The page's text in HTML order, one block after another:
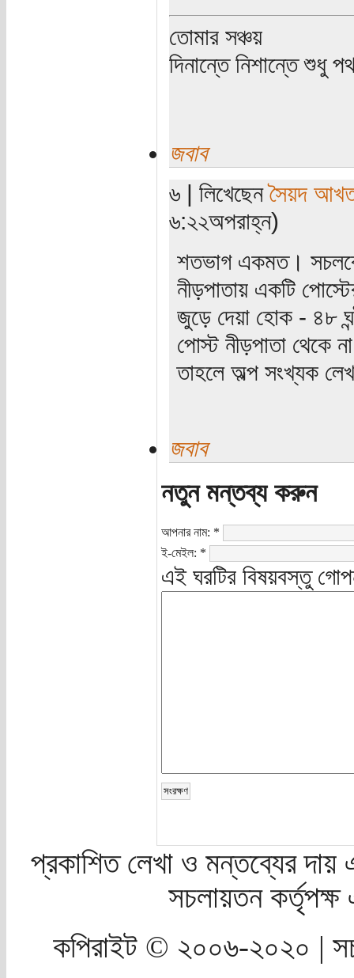
তোমার সঞ্চয়
দিনান্তে নিশান্তে শুধু
জবাব
৬ | লিখেছেনসৈয়দ
৬:২২অপরাহ্ন)
শতভাগ একমত।
নীড়পাতায় একটি
জুড়ে দেয়া হোক - ৪৮
পোস্ট নীড়পাতা থেকে
তাহলে অল্প সংখ্যক
জবাব
নতুন মন্তব্য করুন
আপনার নাম: *
ই-মেইল: *
এই ঘরটির বিষয়বস্তু
প্রকাশিত লেখা ও মন্তব্যের দায়
সচলায়তন
কপিরাইট © ২০০৬-২০২০ |